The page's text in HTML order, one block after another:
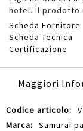
hotel. Il prodotto
Scheda Fornitore
Scheda Tecnica
Certificazione
Maggiori
Maggiori
InformazioniSamurai